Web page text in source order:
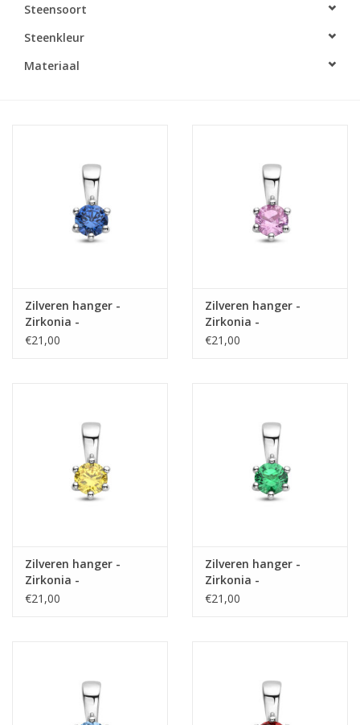
Cadeaukaarten
Steensoort
Steenkleur
Materiaal
Zilveren hanger -
Zirkonia -
Geboortesteen - 10
€21,00
Zilveren hanger -
Zirkonia -
Geboortesteen - 10
€21,00
Zilveren hanger -
Zirkonia -
Geboortesteen - 10
€21,00
Zilveren hanger -
Zirkonia -
Geboortesteen - 10
€21,00